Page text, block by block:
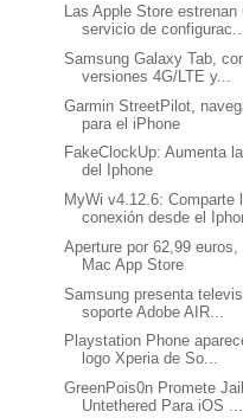
Las Apple Store estrenan
servicio de
Samsung Galaxy Tab,
versiones 4G/LTE y...
Garmin StreetPilot,
para el iPhone
FakeClockUp: Aumenta
del Iphone
MyWi v4.12.6: Comparte
conexión desde el
Aperture por 62,99
Mac App Store
Samsung presenta
soporte Adobe AIR...
Playstation Phone
logo Xperia de So...
GreenPois0n Promete
Untethered Para iOS ...